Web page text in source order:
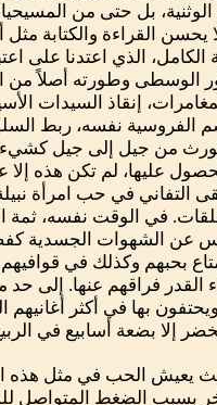
بل حتى من
يحسن القراءة والكتابة
الذي اعتدنا على
وطورته أصلاً من
إنقاذ السيدات
الفروسية نفسه، ربط
تورث من جيل إلى جيل
عليها، لم تكن هذه
التفاني في حب امرأة
في الوقت نفسه، ثمة
عن الشهوات الجسدية
بحبهم وكذلك في
القدر فراقهم عنها. إلى
بها في أكثر
إلا بضعة أسابيع في
يعيش الحب في مثل هذه
بسبب الضغط